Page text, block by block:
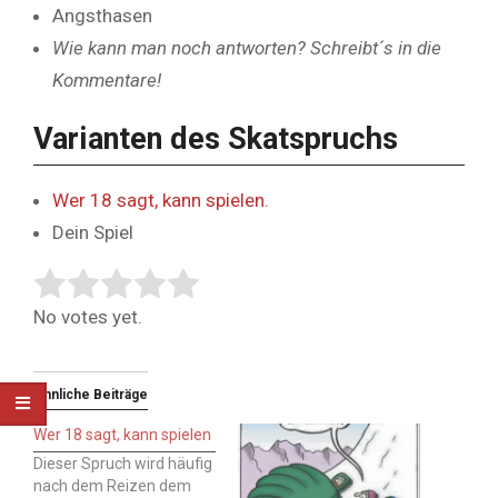
Angsthasen
Wie kann man noch antworten? Schreibt´s in die
Kommentare!
Varianten des Skatspruchs
Wer 18 sagt, kann spielen.
Dein Spiel
Rate this item:
Submit Rating
No votes yet.
Ähnliche Beiträge
Wer 18 sagt, kann spielen
Dieser Spruch wird häufig
nach dem Reizen dem